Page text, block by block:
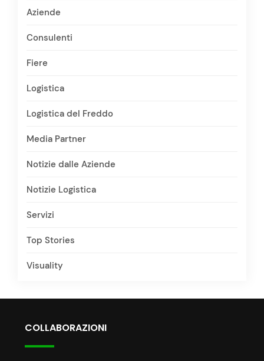
Aziende
Consulenti
Fiere
Logistica
Logistica del Freddo
Media Partner
Notizie dalle Aziende
Notizie Logistica
Servizi
Top Stories
Visuality
COLLABORAZIONI